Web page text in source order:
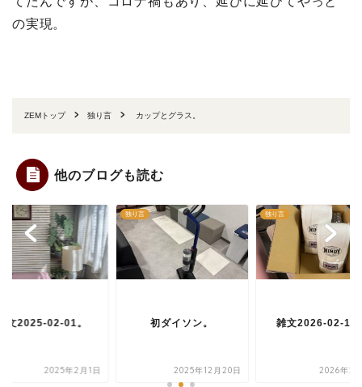
の実現。
ZEMトップ 独り言 カップとグラス。
他のブログも読む
文2025-02-01。
2025年2月1日
独り言
初ダイソン。
2025年12月20日
独り言
雑文2026-02-13
2026年2